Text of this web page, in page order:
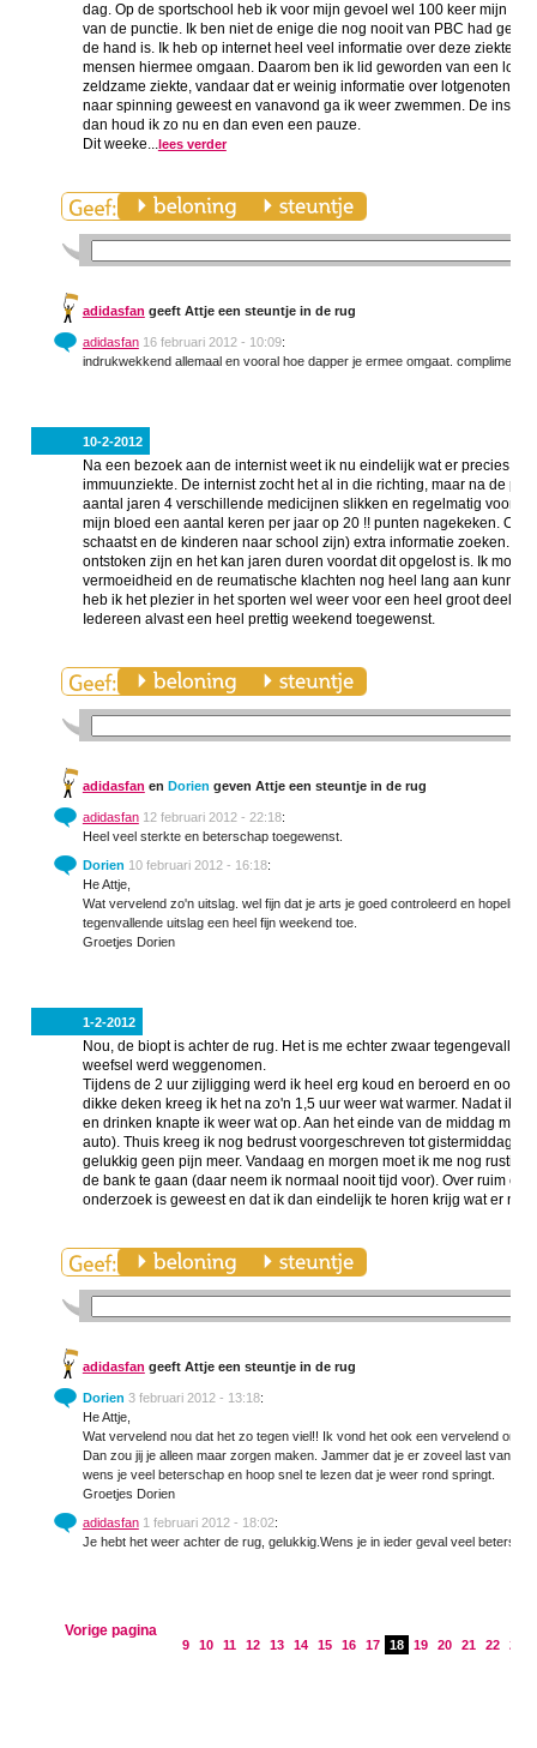
dag. Op de sportschool heb ik voor mijn gevoel wel 100 keer mijn
van de punctie. Ik ben niet de enige die nog nooit van PBC had
de hand is. Ik heb op internet heel veel informatie over deze ziekte
mensen hiermee omgaan. Daarom ben ik lid geworden van een
zeldzame ziekte, vandaar dat er weinig informatie over lotgenoten te
naar spinning geweest en vanavond ga ik weer zwemmen. De
dan houd ik zo nu en dan even een pauze.
Dit weeke...lees verder
adidasfan geeft Attje een steuntje in de rug
adidasfan 16 februari 2012 - 10:09:
indrukwekkend allemaal en vooral hoe dapper je ermee omgaat. complimentje
10-2-2012
Na een bezoek aan de internist weet ik nu eindelijk wat er precies
immuunziekte. De internist zocht het al in die richting, maar na de
aantal jaren 4 verschillende medicijnen slikken en regelmatig voor
mijn bloed een aantal keren per jaar op 20 !! punten nagekeken. Op
schaatst en de kinderen naar school zijn) extra informatie zoeken.
ontstoken zijn en het kan jaren duren voordat dit opgelost is. Ik moet
vermoeidheid en de reumatische klachten nog heel lang aan
heb ik het plezier in het sporten wel weer voor een heel groot deel
Iedereen alvast een heel prettig weekend toegewenst.
adidasfan en Dorien geven Attje een steuntje in de rug
adidasfan 12 februari 2012 - 22:18:
Heel veel sterkte en beterschap toegewenst.
Dorien 10 februari 2012 - 16:18:
He Attje,
Wat vervelend zo'n uitslag. wel fijn dat je arts je goed controleerd en hopelijk
tegenvallende uitslag een heel fijn weekend toe.
Groetjes Dorien
1-2-2012
Nou, de biopt is achter de rug. Het is me echter zwaar
weefsel werd weggenomen.
Tijdens de 2 uur zijligging werd ik heel erg koud en beroerd en ook
dikke deken kreeg ik het na zo'n 1,5 uur weer wat warmer. Nadat ik
en drinken knapte ik weer wat op. Aan het einde van de middag
auto). Thuis kreeg ik nog bedrust voorgeschreven tot gistermiddag.
gelukkig geen pijn meer. Vandaag en morgen moet ik me nog rustig
de bank te gaan (daar neem ik normaal nooit tijd voor). Over ruim
onderzoek is geweest en dat ik dan eindelijk te horen krijg wat er nu
adidasfan geeft Attje een steuntje in de rug
Dorien 3 februari 2012 - 13:18:
He Attje,
Wat vervelend nou dat het zo tegen viel!! Ik vond het ook een vervelend
Dan zou jij je alleen maar zorgen maken. Jammer dat je er zoveel last van
wens je veel beterschap en hoop snel te lezen dat je weer rond springt.
Groetjes Dorien
adidasfan 1 februari 2012 - 18:02:
Je hebt het weer achter de rug, gelukkig.Wens je in ieder geval veel
Vorige pagina
9 10 11 12 13 14 15 16 17 18 19 20 21 22 23